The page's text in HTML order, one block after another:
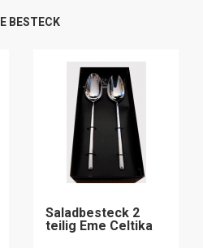
BESTECK
Saladbesteck 2
teilig Eme Celtika